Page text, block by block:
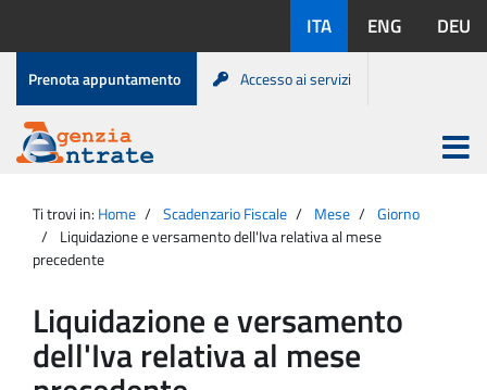
contenuto
disponibili:
ITA ENG DEU
Menu
di
servizio
Prenota appuntamento Accesso ai servizi
Agenzia
Entrate
Apri
menu
principale
Ti trovi in: Home Scadenzario Fiscale Mese
Giorno
Liquidazione e versamento dell'Iva relativa al mese
precedente
Liquidazione e versamento
dell'Iva relativa al mese